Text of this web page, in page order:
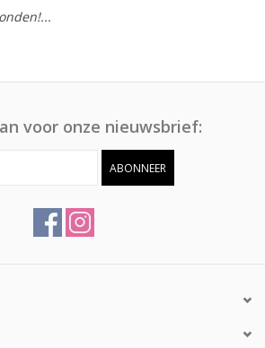
voor onze nieuwsbrief:
ABONNEER